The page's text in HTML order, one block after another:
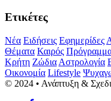
Ετικέτες
Νέα Ειδήσεις Εφημερίδες
Θέματα Καιρός
Κρήτη Ζώδια Αστρολογία
Οικονομία Lifestyle
© 2024 • Ανάπτυξη &